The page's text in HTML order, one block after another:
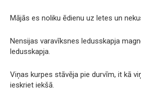
Mājās es noliku ēdienu uz letes un
Nensijas varavīksnes ledusskapja
ledusskapja.
Viņas kurpes stāvēja pie durvīm, it kā
ieskriet iekšā.